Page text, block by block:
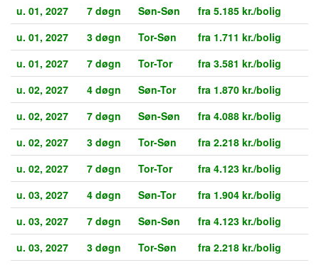
u. 01, 2027
7 døgn Søn-Søn
fra 5.185 kr./bolig
u. 01, 2027
3 døgn Tor-Søn
fra 1.711 kr./bolig
u. 01, 2027
7 døgn Tor-Tor
fra 3.581 kr./bolig
u. 02, 2027
4 døgn Søn-Tor
fra 1.870 kr./bolig
u. 02, 2027
7 døgn Søn-Søn
fra 4.088 kr./bolig
u. 02, 2027
3 døgn Tor-Søn
fra 2.218 kr./bolig
u. 02, 2027
7 døgn Tor-Tor
fra 4.123 kr./bolig
u. 03, 2027
4 døgn Søn-Tor
fra 1.904 kr./bolig
u. 03, 2027
7 døgn Søn-Søn
fra 4.123 kr./bolig
u. 03, 2027
3 døgn Tor-Søn
fra 2.218 kr./bolig